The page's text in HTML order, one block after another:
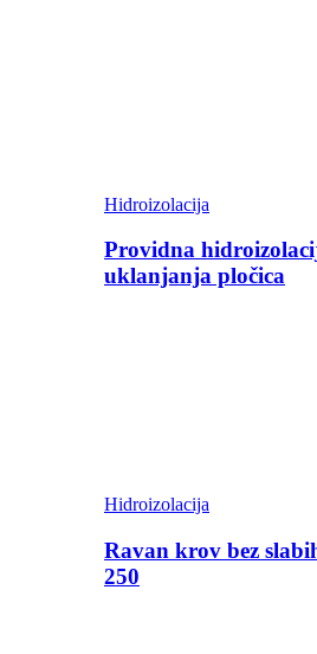
Hidroizolacija
Providna
uklanjanja pločica
Hidroizolacija
Ravan krov bez
250